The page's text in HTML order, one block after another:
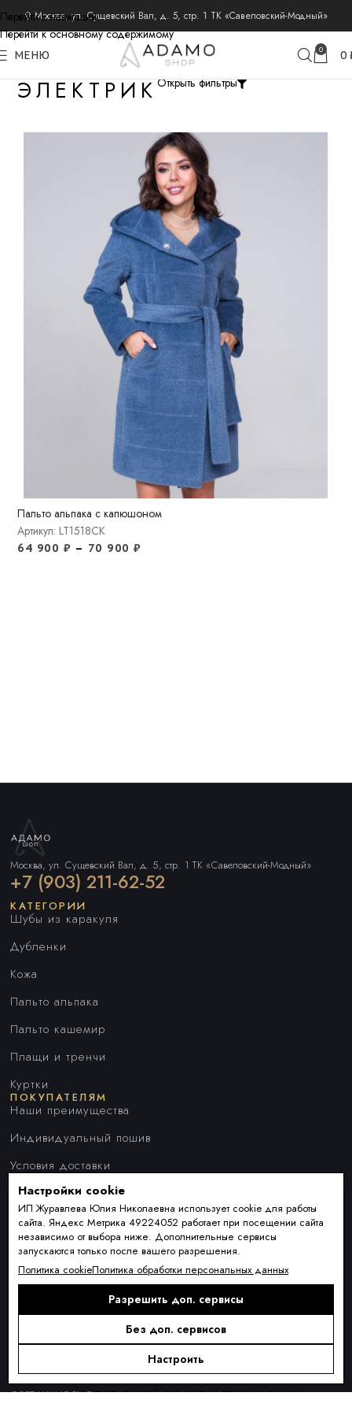
Перейти к навигации
Перейти к основному содержимому
⚲ Москва, ул. Сущевский Вал, д. 5, стр. 1 ТК «Савеловский-Модный»
МЕНЮ 0 0
ЭЛЕКТРИКОткрыть фильтры
Пальто альпака с капюшоном
Артикул: LT1518CK
64 900 ₽ – 70 900₽
Москва, ул. Сущевский Вал, д. 5, стр. 1 ТК «Савеловский-Модный»
+7 (903) 211-62-52
КАТЕГОРИИ
Шубы из каракуля
Дубленки
Кожа
Пальто альпака
Пальто кашемир
Плащи и тренчи
Куртки
ПОКУПАТЕЛЯМ
Наши преимущества
Индивидуальный пошив
Условия доставки
Оплата и рассрочка
Обмен и возврат товара
Контакты
О КОМПАНИИ
О нас
ПОДПИСКА
Новинки сезона, акции и предложения
Я ДАЮ СОГЛАСИЕ НА ОБРАБОТКУ ПЕРСОНАЛЬНЫХ ДАННЫХ И
СОГЛАШАЮСЬ СПОЛИТИКОЙ ОБРАБОТКИ ПЕРСОНАЛЬНЫХ
Настройки cookie
ИП Журавлева Юлия Николаевна использует cookie для работы
сайта. Яндекс Метрика 49224052 работает при посещении сайта
независимо от выбора ниже. Дополнительные сервисы
запускаются только после вашего разрешения.
Политика cookieПолитика обработки персональных данных
Разрешить доп. сервисы
Без доп. сервисов
Настроить